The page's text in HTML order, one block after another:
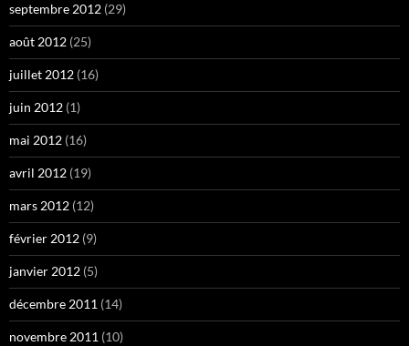
septembre 2012 (29)
août 2012 (25)
juillet 2012 (16)
juin 2012 (1)
mai 2012 (16)
avril 2012 (19)
mars 2012 (12)
février 2012 (9)
janvier 2012 (5)
décembre 2011 (14)
novembre 2011 (10)